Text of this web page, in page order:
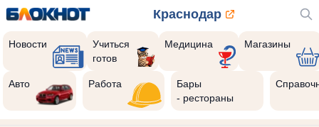
Краснодар
Новости
Учиться
готов
Медицина Магазины
Авто Работа
Бары
- рестораны